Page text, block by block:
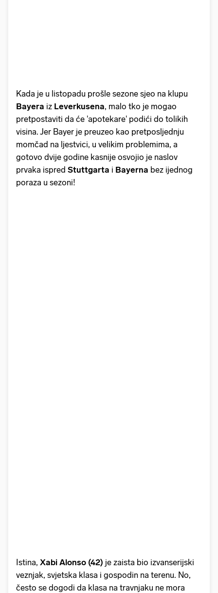
Kada je u listopadu prošle sezone sjeo na klupu
Bayera iz Leverkusena, malo tko je mogao
pretpostaviti da će 'apotekare' podići do tolikih
visina. Jer Bayer je preuzeo kao pretposljednju
momčad na ljestvici, u velikim problemima, a
gotovo dvije godine kasnije osvojio je naslov
prvaka ispred Stuttgarta i Bayerna bez ijednog
poraza u sezoni!
Istina, Xabi Alonso (42) je zaista bio izvanserijski
veznjak, svjetska klasa i gospodin na terenu. No,
često se dogodi da klasa na travnjaku ne mora